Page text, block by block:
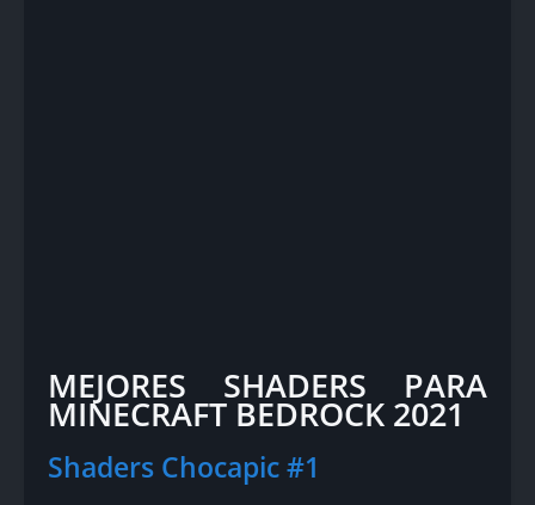
MEJORES SHADERS PARA
MINECRAFT BEDROCK 2021
Shaders Chocapic #1